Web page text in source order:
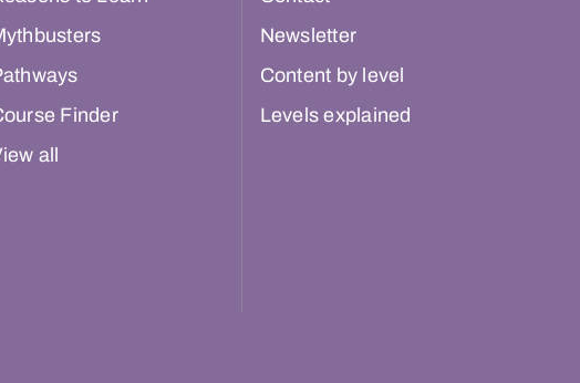
Finder
all
Newsletter
Content by level
Levels explained